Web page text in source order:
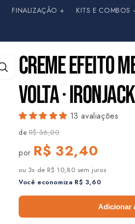
FINALIZAÇÂO + KITS E COMBOS
CREME EFEITO
VOLTA ·
13 avaliações
deR$ 36,00
por R$ 32,40
ou 3x de R$ 10,80 sem juros
Você economiza R$ 3,60
Adicionar